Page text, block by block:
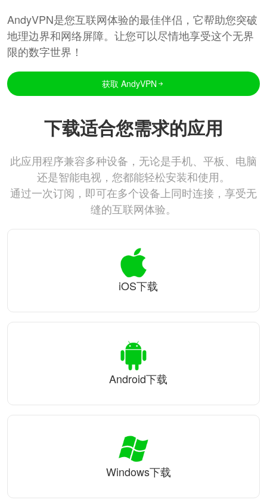
AndyVPN是您互联网体验的最佳伴侣，它帮助您突破
地理边界和网络屏障。让您可以尽情地享受这个无界
限的数字世界！
获取 AndyVPN
下载适合您需求的应用
此应用程序兼容多种设备，无论是手机、平板、电脑
还是智能电视，您都能轻松安装和使用。
通过一次订阅，即可在多个设备上同时连接，享受无
缝的互联网体验。
iOS下载
Android下载
Windows下载